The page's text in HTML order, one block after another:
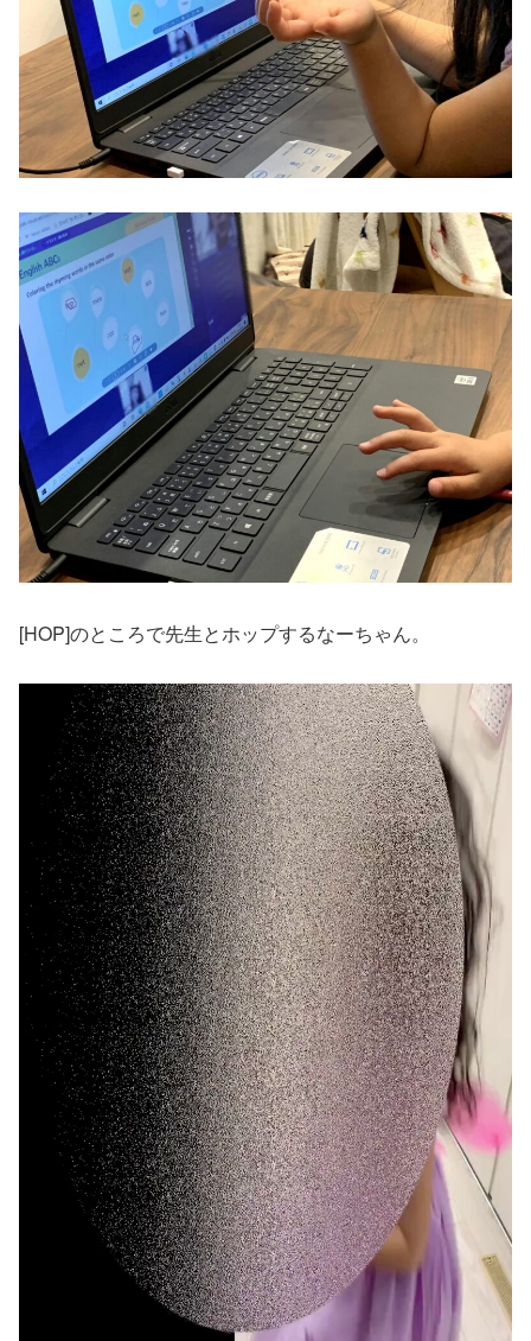
[HOP]のところで先生とホップするなーちゃん。